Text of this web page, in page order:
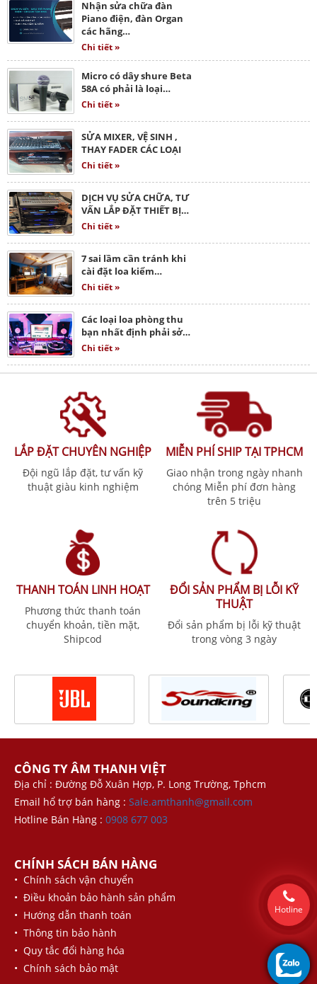
Nhận sửa chữa đàn
Piano điện, đàn Organ
các hãng…
Chi tiết »
Micro có dây shure Beta
58A có phải là loại…
Chi tiết »
SỬA MIXER, VỆ SINH ,
THAY FADER CÁC LOẠI
Chi tiết »
DỊCH VỤ SỬA CHỮA, TƯ
VẤN LẮP ĐẶT THIẾT BỊ…
Chi tiết »
7 sai lầm cần tránh khi
cài đặt loa kiểm…
Chi tiết »
Các loại loa phòng thu
bạn nhất định phải sở…
Chi tiết »
LẮP ĐẶT CHUYÊN NGHIỆP
Đội ngũ lắp đặt, tư vấn kỹ
thuật giàu kinh nghiệm
MIỄN PHÍ SHIP TẠI TPHCM
Giao nhận trong ngày nhanh
chóng Miễn phí đơn hàng
trên 5 triệu
THANH TOÁN LINH HOẠT
Phương thức thanh toán
chuyển khoản, tiền mặt,
Shipcod
ĐỔI SẢN PHẨM BỊ LỖI KỸ
THUẬT
Đổi sản phẩm bị lỗi kỹ thuật
trong vòng 3 ngày
CÔNG TY ÂM THANH VIỆT
Địa chỉ : Đường Đỗ Xuân Hợp, P. Long Trường, Tphcm
Email hổ trợ bán hàng : Sale.amthanh@gmail.com
Hotline Bán Hàng : 0908 677 003
CHÍNH SÁCH BÁN HÀNG
• Chính sách vận chuyển
• Điều khoản bảo hành sản phẩm
• Hướng dẫn thanh toán
• Thông tin bảo hành
• Quy tắc đổi hàng hóa
• Chính sách bảo mật
Hotline